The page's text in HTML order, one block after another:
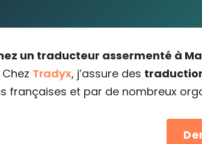
un traducteur assermenté à
Tradyx, j’assure des
françaises et par de nombreux